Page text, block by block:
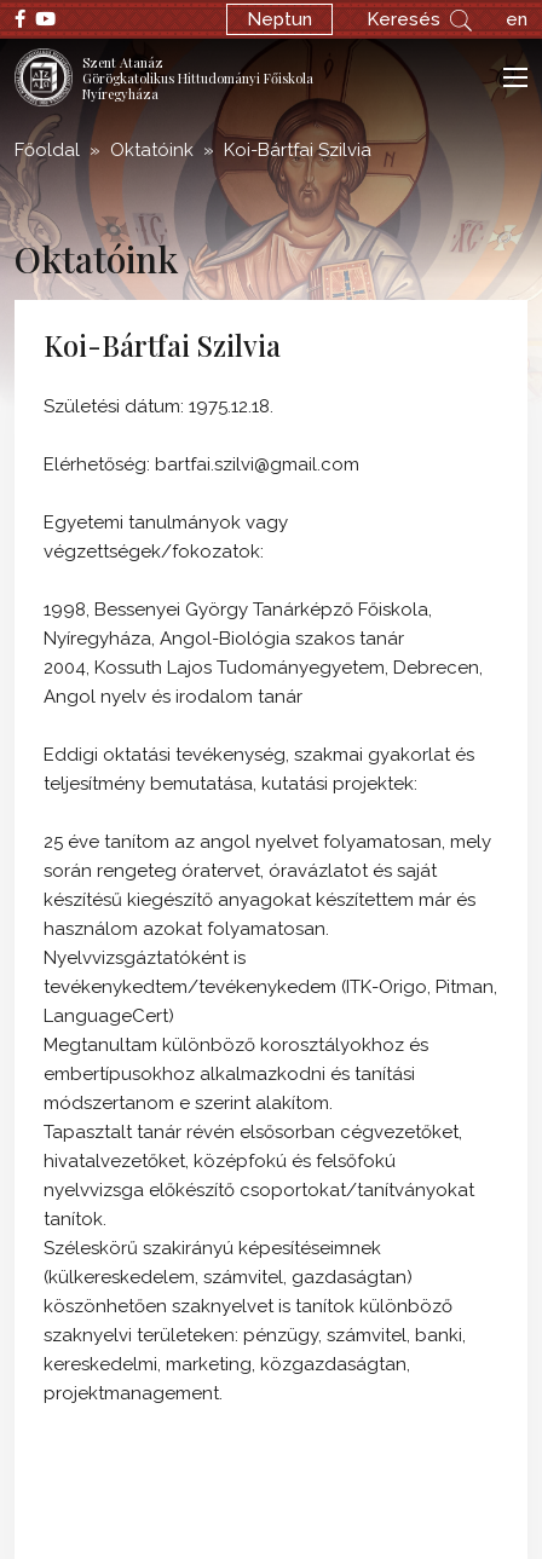
Neptun Keresés en
Szent Atanáz
Görögkatolikus Hittudományi Főiskola
Nyíregyháza
Főoldal Oktatóink Koi-Bártfai Szilvia
Oktatóink
Koi-Bártfai Szilvia
Születési dátum: 1975.12.18.
Elérhetőség: bartfai.szilvi@gmail.com
Egyetemi tanulmányok vagy
végzettségek/fokozatok:
1998, Bessenyei György Tanárképző Főiskola,
Nyíregyháza, Angol-Biológia szakos tanár
2004, Kossuth Lajos Tudományegyetem, Debrecen,
Angol nyelv és irodalom tanár
Eddigi oktatási tevékenység, szakmai gyakorlat és
teljesítmény bemutatása, kutatási projektek:
25 éve tanítom az angol nyelvet folyamatosan, mely
során rengeteg óratervet, óravázlatot és saját
készítésű kiegészítő anyagokat készítettem már és
használom azokat folyamatosan.
Nyelvvizsgáztatóként is
tevékenykedtem/tevékenykedem (ITK-Origo, Pitman,
LanguageCert)
Megtanultam különböző korosztályokhoz és
embertípusokhoz alkalmazkodni és tanítási
módszertanom e szerint alakítom.
Tapasztalt tanár révén elsősorban cégvezetőket,
hivatalvezetőket, középfokú és felsőfokú
nyelvvizsga előkészítő csoportokat/tanítványokat
tanítok.
Széleskörű szakirányú képesítéseimnek
(külkereskedelem, számvitel, gazdaságtan)
köszönhetően szaknyelvet is tanítok különböző
szaknyelvi területeken: pénzügy, számvitel, banki,
kereskedelmi, marketing, közgazdaságtan,
projektmanagement.